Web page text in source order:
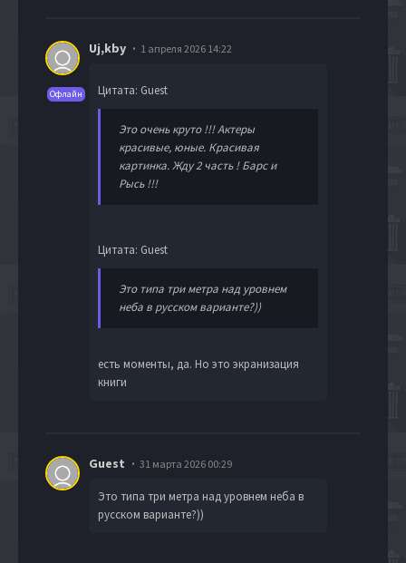
Офлайн
Uj,kby 1 апреля 2026 14:22
Цитата: Guest
Это очень круто !!! Актеры
красивые, юные. Красивая
картинка. Жду 2 часть ! Барс и
Рысь !!!
Цитата: Guest
Это типа три метра над уровнем
неба в русском варианте?))
есть моменты, да. Но это экранизация
книги
Guest 31 марта 2026 00:29
Это типа три метра над уровнем неба в
русском варианте?))